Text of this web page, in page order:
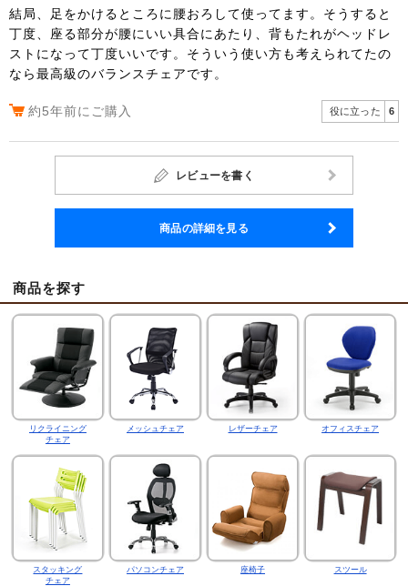
結局、足をかけるところに腰おろして使ってます。そうすると
丁度、座る部分が腰にいい具合にあたり、背もたれがヘッドレ
ストになって丁度いいです。そういう使い方も考えられてたの
なら最高級のバランスチェアです。
約5年前にご購入 役に立った 6
レビューを書く
商品の詳細を見る
商品を探す
リクライニング
チェア
メッシュチェア レザーチェア オフィスチェア
スタッキング
チェア
パソコンチェア 座椅子 スツール